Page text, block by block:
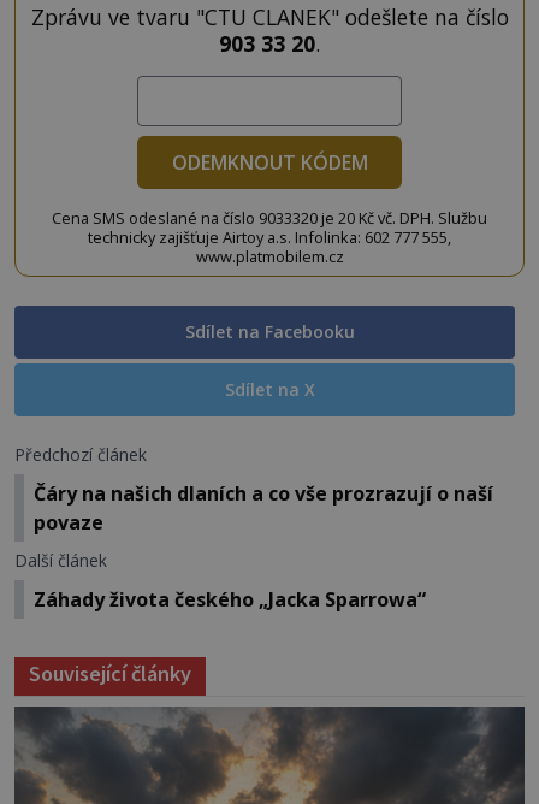
Zprávu ve tvaru "CTU CLANEK" odešlete na číslo
903 33 20.
ODEMKNOUT KÓDEM
Cena SMS odeslané na číslo 9033320 je 20 Kč vč. DPH. Službu
technicky zajišťuje Airtoy a.s. Infolinka: 602 777 555,
www.platmobilem.cz
Sdílet na Facebooku
Sdílet na X
Předchozí článek
Čáry na našich dlaních a co vše prozrazují o naší
povaze
Další článek
Záhady života českého „Jacka Sparrowa“
Související články